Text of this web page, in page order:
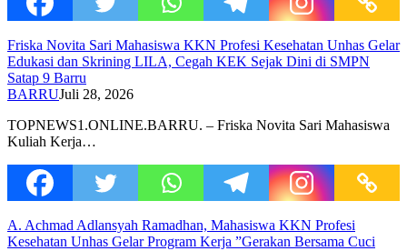
Friska Novita Sari Mahasiswa KKN Profesi Kesehatan Unhas Gelar
Edukasi dan Skrining LILA, Cegah KEK Sejak Dini di SMPN
Satap 9 Barru
BARRUJuli 28, 2026
TOPNEWS1.ONLINE.BARRU. – Friska Novita Sari Mahasiswa
Kuliah Kerja…
A. Achmad Adlansyah Ramadhan, Mahasiswa KKN Profesi
Kesehatan Unhas Gelar Program Kerja ”Gerakan Bersama Cuci